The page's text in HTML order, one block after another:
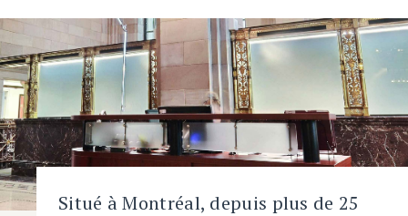
Situé à Montréal, depuis plus de 25